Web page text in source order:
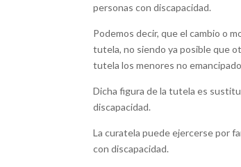
personas con discapacidad.
Podemos decir, que el cambio o
tutela, no siendo ya posible que
tutela los menores no
Dicha figura de la tutela es
discapacidad.
La curatela puede ejercerse por
con discapacidad.